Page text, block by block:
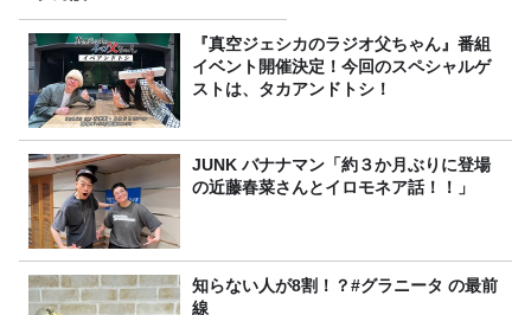
『真空ジェシカのラジオ父ちゃん』番組
イベント開催決定！今回のスペシャルゲ
ストは、タカアンドトシ！
JUNK バナナマン「約３か月ぶりに登場
の近藤春菜さんとイロモネア話！！」
知らない人が8割！？#グラニータ の最前
線